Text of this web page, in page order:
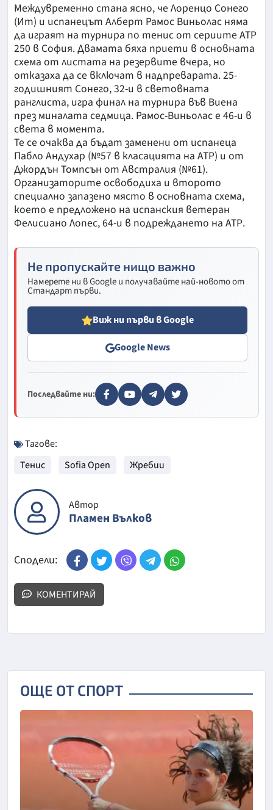
Междувременно стана ясно, че Лоренцо Сонего
(Ит) и испанецът Алберт Рамос Виньолас няма
да играят на турнира по тенис от сериите АТР
250 в София. Двамата бяха приети в основната
схема от листата на резервите вчера, но
отказаха да се включат в надпреварата. 25-
годишният Сонего, 32-и в световната
ранглиста, игра финал на турнира във Виена
през миналата седмица. Рамос-Виньолас е 46-и в
света в момента.
Те се очаква да бъдат заменени от испанеца
Пабло Андухар (№57 в класацията на АТР) и от
Джордън Томпсън от Австралия (№61).
Организаторите освободиха и второто
специално запазено място в основната схема,
което е предложено на испанския ветеран
Фелисиано Лопес, 64-и в подреждането на АТР.
Не пропускайте нищо важно
Намерете ни в Google и получавайте най-новото от
Стандарт първи.
Виж ни първи в Google
Google News
Последвайте ни:
Тагове:
Тенис
Sofia Open Жребии
Автор
Пламен Вълков
Сподели:
КОМЕНТИРАЙ
ОЩЕ ОТ СПОРТ